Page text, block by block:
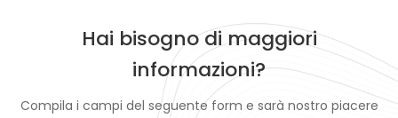
Hai bisogno di maggiori
informazioni?
Compila i campi del seguente form e sarà nostro piacere